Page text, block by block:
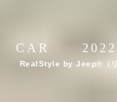
CAR
RealStyle by Jeep®（リ